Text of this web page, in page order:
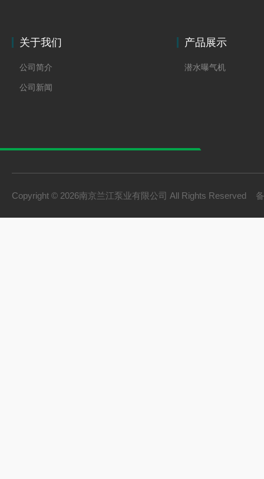
关于我们
公司简介
公司新闻
产品展示
潜水曝气机
Copyright © 2026南京兰江泵业有限公司 All Rights Reserved